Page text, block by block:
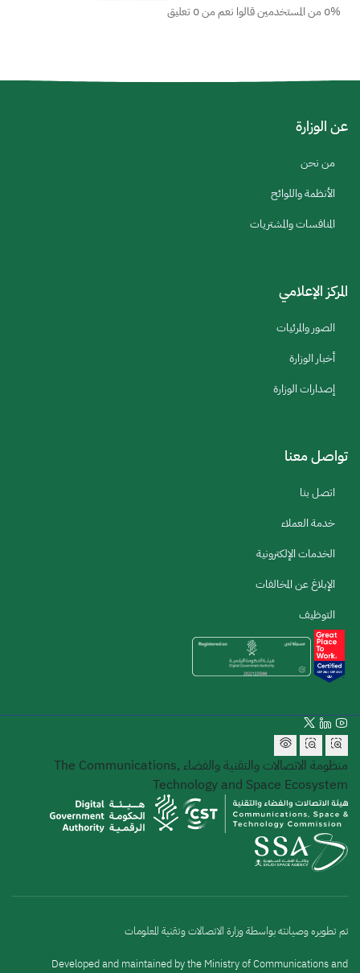
0% من المستخدمين قالوا نعم من 0 تعليق
عن الوزارة
من نحن
الأنظمة واللوائح
المنافسات والمشتريات
المركز الإعلامي
الصور والمرئيات
أخبار الوزارة
إصدارات الوزارة
تواصل معنا
اتصل بنا
خدمة العملاء
الخدمات الإلكترونية
الإبلاغ عن المخالفات
التوظيف
منظومة الاتصالات والتقنية والفضاء The Communications,
Technology and Space Ecosystem
تم تطويره وصيانته بواسطة وزارة الاتصالات وتقنية المعلومات
Developed and maintained by the Ministry of Communications and